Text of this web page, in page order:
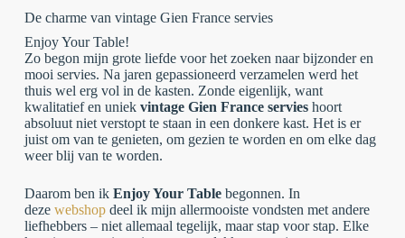
De charme van vintage Gien France servies
Enjoy Your Table!
Zo begon mijn grote liefde voor het zoeken naar bijzonder en
mooi servies. Na jaren gepassioneerd verzamelen werd het
thuis wel erg vol in de kasten. Zonde eigenlijk, want
kwalitatief en uniek vintage Gien France servieshoort
absoluut niet verstopt te staan in een donkere kast. Het is er
juist om van te genieten, om gezien te worden en om elke dag
weer blij van te worden.
Daarom ben ik Enjoy Your Tablebegonnen. In
deze webshopdeel ik mijn allermooiste vondsten met andere
liefhebbers – niet allemaal tegelijk, maar stap voor stap. Elke